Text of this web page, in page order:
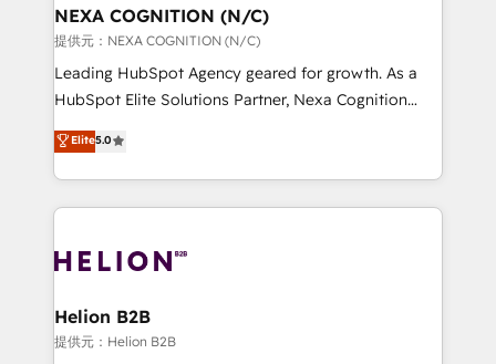
the world. Our human approach to digital
transformation is designed for businesses who want
to grow. And we're passionate about APAC
businesses leading the world in technology, agility
record migrating businesses from CRM & Marketing
Platforms such as Salesforce, Dynamics, Pipedrive,
with attract and retain customers, manage their
business people and processes, and how they
NEXA COGNITION (N/C)
提供元：NEXA COGNITION (N/C)
Leading HubSpot Agency geared for growth. As a
HubSpot Elite Solutions Partner, Nexa Cognition
ranks in the top 1% of global HubSpot Partners and
has been one of the longest-standing partners since
2012. We empower businesses to harness the full
potential of HubSpot by combining strategic
bespoke HubSpot solutions tailored to drive
Choose Nexa Cognition? 🚀 HubSpot Expertise: Our
certified team specialises in CRM implementation,
Elite5.0
Helion B2B
提供元：Helion B2B